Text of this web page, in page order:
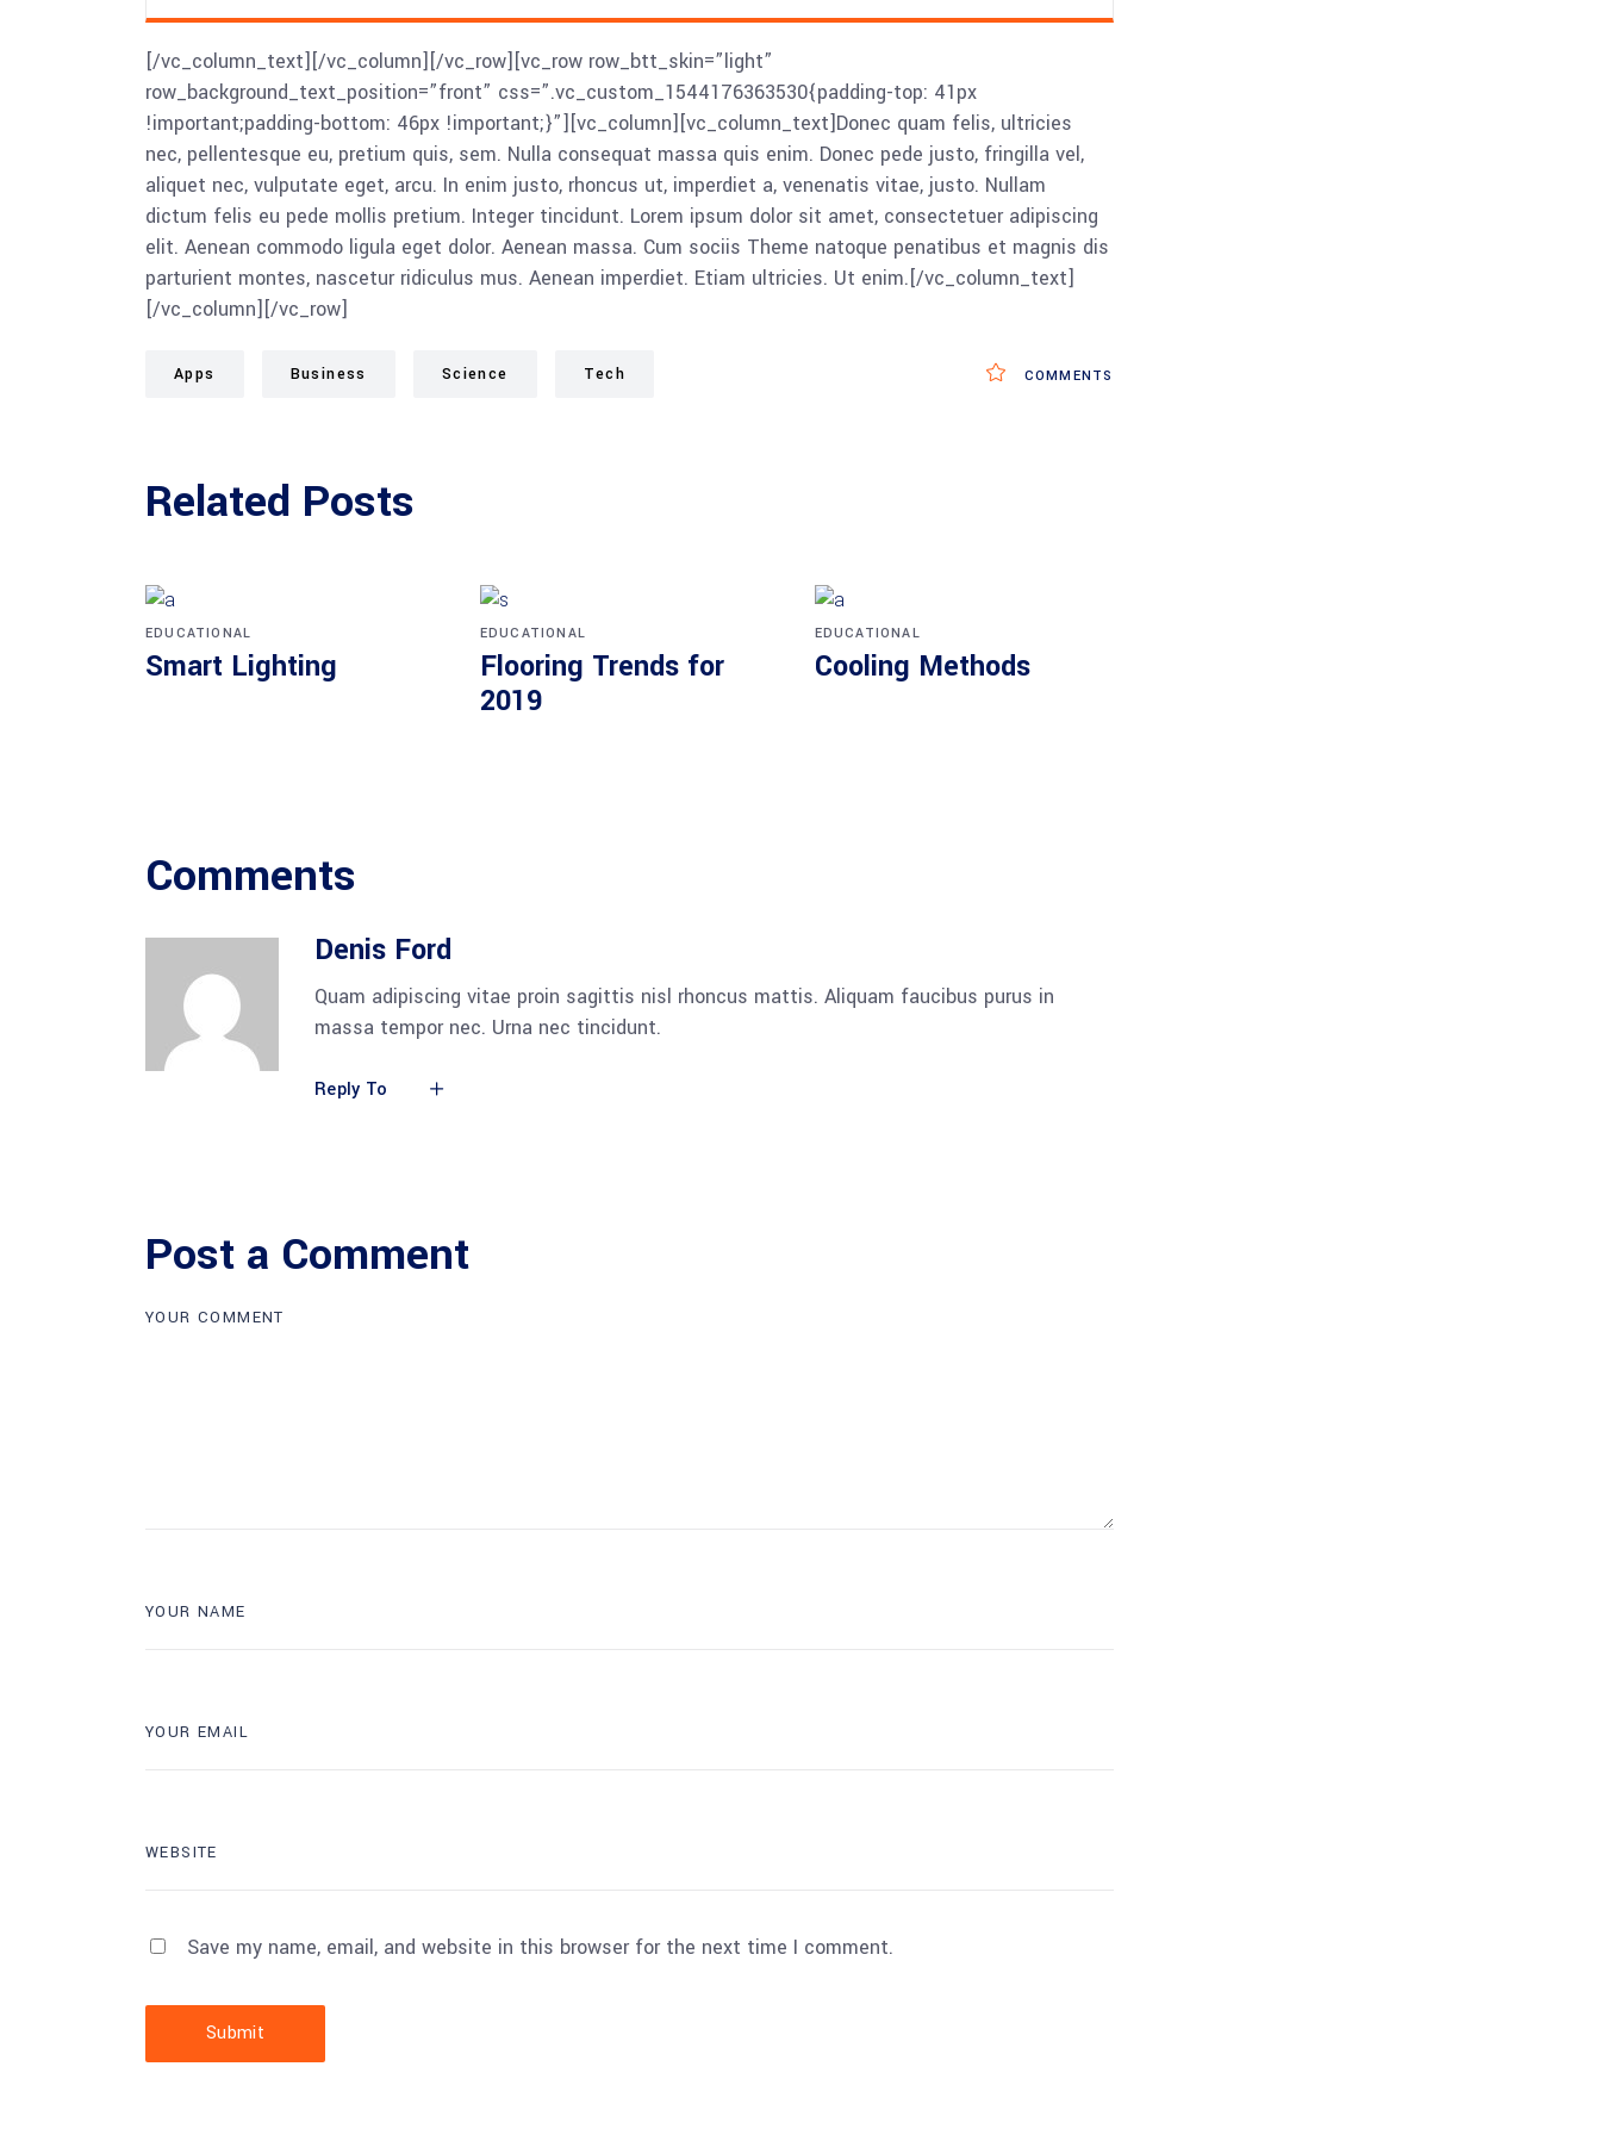
[/vc_column_text][/vc_column][/vc_row][vc_row row_btt_skin=”light”
row_background_text_position=”front” css=”.vc_custom_1544176363530{padding-top: 41px
!important;padding-bottom: 46px !important;}”][vc_column][vc_column_text]Donec quam felis, ultricies
nec, pellentesque eu, pretium quis, sem. Nulla consequat massa quis enim. Donec pede justo, fringilla vel,
aliquet nec, vulputate eget, arcu. In enim justo, rhoncus ut, imperdiet a, venenatis vitae, justo. Nullam
dictum felis eu pede mollis pretium. Integer tincidunt. Lorem ipsum dolor sit amet, consectetuer adipiscing
elit. Aenean commodo ligula eget dolor. Aenean massa. Cum sociis Theme natoque penatibus et magnis dis
parturient montes, nascetur ridiculus mus. Aenean imperdiet. Etiam ultricies. Ut enim.[/vc_column_text]
[/vc_column][/vc_row]
Apps Business Science Tech COMMENTS
Related Posts
EDUCATIONAL
Smart Lighting
EDUCATIONAL
Flooring Trends for
2019
EDUCATIONAL
Cooling Methods
Comments
Denis Ford
Quam adipiscing vitae proin sagittis nisl rhoncus mattis. Aliquam faucibus purus in
massa tempor nec. Urna nec tincidunt.
Reply To
Post a Comment
Save my name, email, and website in this browser for the next time I comment.
Submit